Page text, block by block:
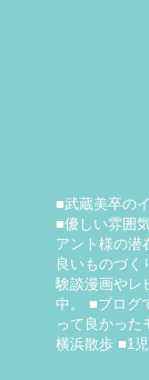
■武蔵美卒の
■優しい雰囲
アント様の潜
良いものづ
験談漫画やレ
中。 ■ブログ
って良かった
横浜散歩 ■1